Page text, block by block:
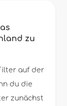
zu
auf der
du die
zunächst